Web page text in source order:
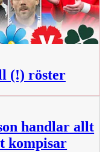
(!) röster
handlar allt
kompisar